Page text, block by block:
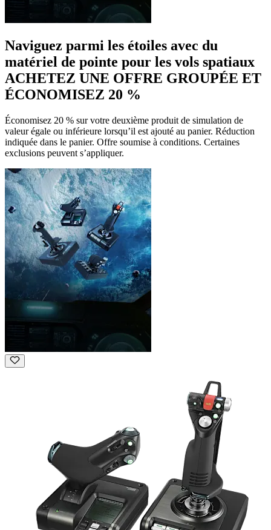
Naviguez parmi les étoiles avec du
matériel de pointe pour les vols spatiaux
ACHETEZ UNE OFFRE GROUPÉE ET
ÉCONOMISEZ 20 %
Économisez 20 % sur votre deuxième produit de simulation de
valeur égale ou inférieure lorsqu’il est ajouté au panier. Réduction
indiquée dans le panier. Offre soumise à conditions. Certaines
exclusions peuvent s’appliquer.